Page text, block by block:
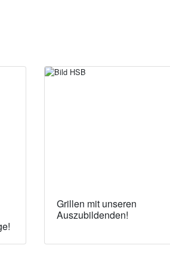
Grillen mit unseren
Auszubildenden!